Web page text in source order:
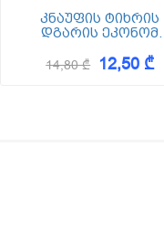
კნაუფის ტიხრის
დგარის ეკონომ
50/0.60*3000მმ (ცევე)
14,80 ₾ 12,50 ₾